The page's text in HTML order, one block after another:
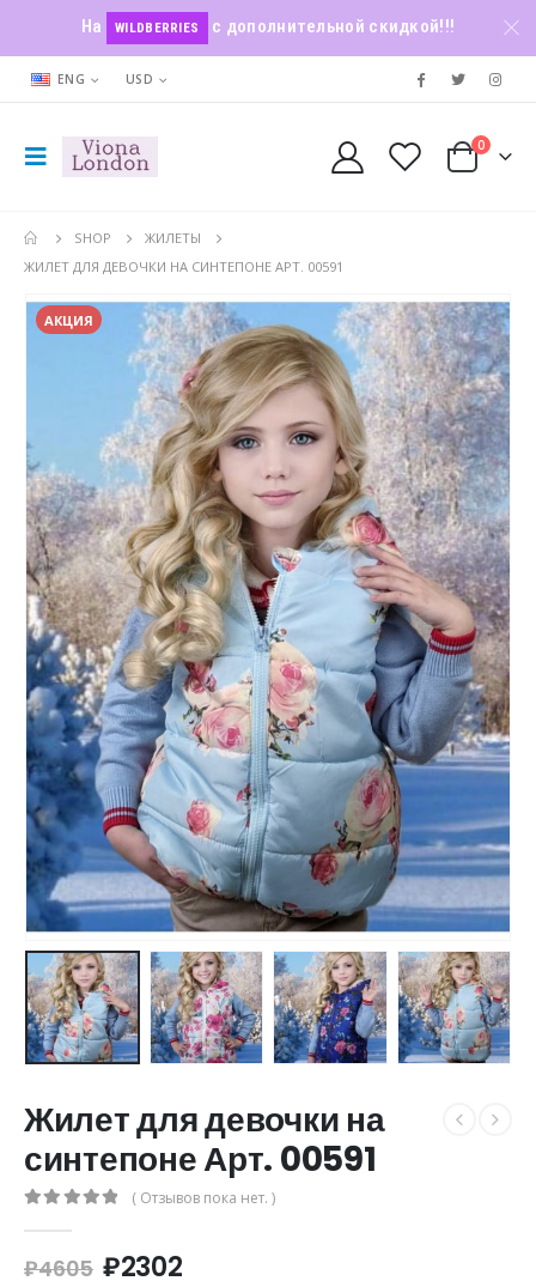
На WILDBERRIES с дополнительной скидкой!!!
ENG USD
0
SHOP
ЖИЛЕТЫ
ЖИЛЕТ ДЛЯ ДЕВОЧКИ НА СИНТЕПОНЕ АРТ. 00591
АКЦИЯ
Жилет для девочки на
синтепоне Арт. 00591
( Отзывов пока нет. )
₽4605 ₽2302